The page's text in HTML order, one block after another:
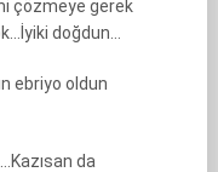
çözmeye gerek
doğdun…
ebriyo oldun
da